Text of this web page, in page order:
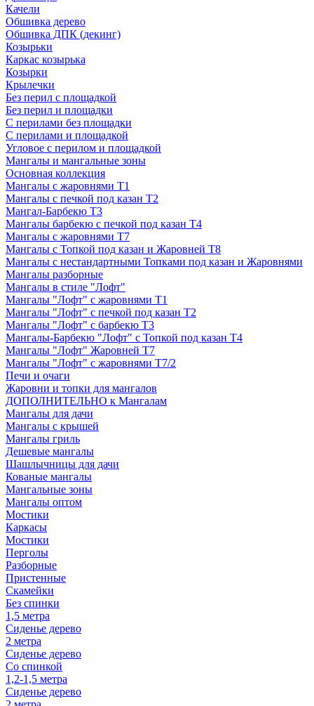
Качели
Обшивка дерево
Обшивка ДПК (декинг)
Козырьки
Каркас козырька
Козырки
Крылечки
Без перил с площадкой
Без перил и площадки
С перилами без площадки
С перилами и площадкой
Угловое с перилом и площадкой
Мангалы и мангальные зоны
Основная коллекция
Мангалы с жаровнями Т1
Мангалы с печкой под казан Т2
Мангал-Барбекю Т3
Мангалы барбекю с печкой под казан Т4
Мангалы с жаровнями Т7
Мангалы с Топкой под казан и Жаровней Т8
Мангалы с нестандартными Топками под казан и Жаровнями
Мангалы разборные
Мангалы в стиле "Лофт"
Мангалы "Лофт" с жаровнями Т1
Мангалы "Лофт" с печкой под казан Т2
Мангалы "Лофт" с барбекю Т3
Мангалы-Барбекю "Лофт" с Топкой под казан Т4
Мангалы "Лофт" Жаровней Т7
Мангалы "Лофт" с жаровнями Т7/2
Печи и очаги
Жаровни и топки для мангалов
ДОПОЛНИТЕЛЬНО к Мангалам
Мангалы для дачи
Мангалы с крышей
Мангалы гриль
Дешевые мангалы
Шашлычницы для дачи
Кованые мангалы
Мангальные зоны
Мангалы оптом
Мостики
Каркасы
Мостики
Перголы
Разборные
Пристенные
Скамейки
Без спинки
1,5 метра
Сиденье дерево
2 метра
Сиденье дерево
Со спинкой
1,2-1,5 метра
Сиденье дерево